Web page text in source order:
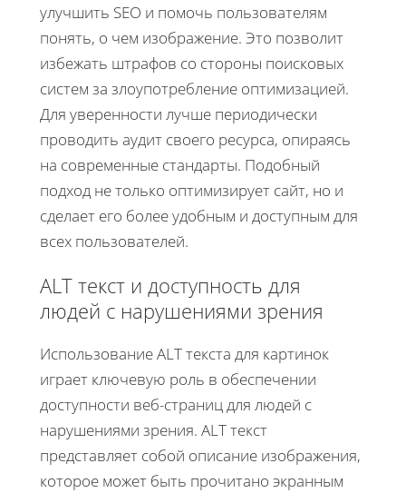
улучшить SEO и помочь пользователям
понять, о чем изображение. Это позволит
избежать штрафов со стороны поисковых
систем за злоупотребление оптимизацией.
Для уверенности лучше периодически
проводить аудит своего ресурса, опираясь
на современные стандарты. Подобный
подход не только оптимизирует сайт, но и
сделает его более удобным и доступным для
всех пользователей.
ALT текст и доступность для
людей с нарушениями зрения
Использование ALT текста для картинок
играет ключевую роль в обеспечении
доступности веб-страниц для людей с
нарушениями зрения. ALT текст
представляет собой описание изображения,
которое может быть прочитано экранным